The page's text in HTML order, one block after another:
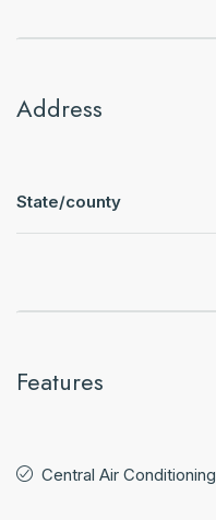
Address
State/county
Features
Central Air Conditioning